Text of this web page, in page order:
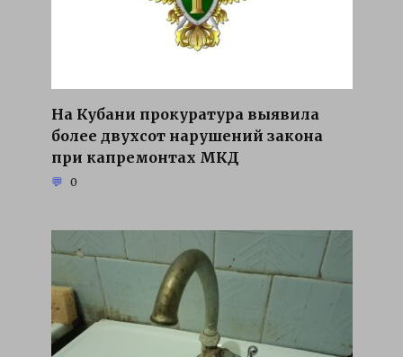
На Кубани прокуратура выявила
более двухсот нарушений закона
при капремонтах МКД
0